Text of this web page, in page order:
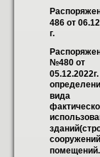
486 от
г.
№480 от
вида
помещений.